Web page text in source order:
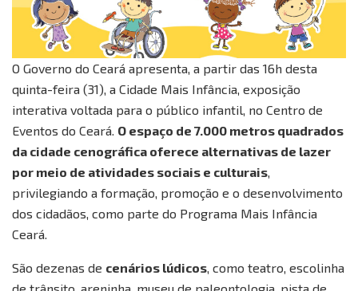
O Governo do Ceará apresenta, a partir das 16h desta
quinta-feira (31), a Cidade Mais Infância, exposição
interativa voltada para o público infantil, no Centro de
Eventos do Ceará. O espaço de 7.000 metros quadrados
da cidade cenográfica oferece alternativas de lazer
por meio de atividades sociais e culturais,
privilegiando a formação, promoção e o desenvolvimento
dos cidadãos, como parte do Programa Mais Infância
Ceará.
São dezenas de cenários lúdicos, como teatro, escolinha